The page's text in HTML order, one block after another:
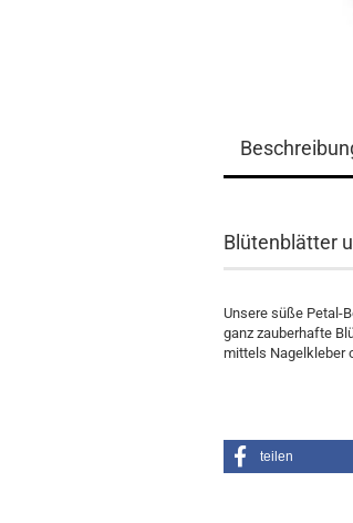
Blütenblätter
Unsere süße Petal-
ganz zauberhafte
mittels Nagelkleber
teilen